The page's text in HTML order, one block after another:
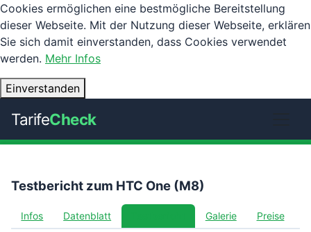
Cookies ermöglichen eine bestmögliche Bereitstellung
dieser Webseite. Mit der Nutzung dieser Webseite, erklären
Sie sich damit einverstanden, dass Cookies verwendet
werden. Mehr Infos
Einverstanden
TarifeCheck
Testbericht zum HTC One (M8)
Infos Datenblatt Galerie Preise